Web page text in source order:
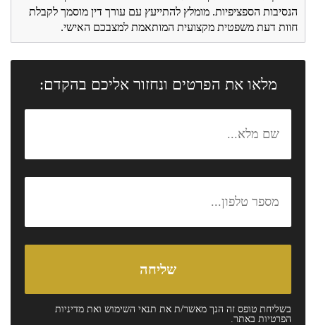
הנסיבות הספציפיות. מומלץ להתייעץ עם עורך דין מוסמך לקבלת
חוות דעת משפטית מקצועית המותאמת למצבכם האישי.
מלאו את הפרטים ונחזור אליכם בהקדם:
בשליחת טופס זה הנך מאשר/ת את תנאי השימוש ואת מדיניות
הפרטיות באתר.